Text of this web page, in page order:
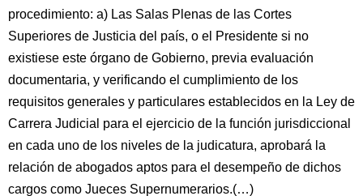
procedimiento: a) Las Salas Plenas de las Cortes
Superiores de Justicia del país, o el Presidente si no
existiese este órgano de Gobierno, previa evaluación
documentaria, y verificando el cumplimiento de los
requisitos generales y particulares establecidos en la Ley de
Carrera Judicial para el ejercicio de la función jurisdiccional
en cada uno de los niveles de la judicatura, aprobará la
relación de abogados aptos para el desempeño de dichos
cargos como Jueces Supernumerarios.(…)